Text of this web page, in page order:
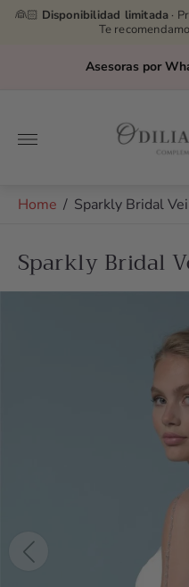
👰🏻 Disponibilidad limitada ·
Te
Asesoras por
Home / Sparkly Bridal
Sparkly Bridal